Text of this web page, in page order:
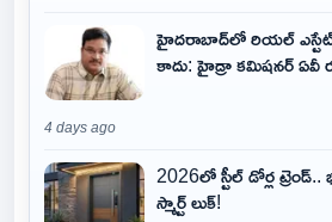
హైదరాబాద్‌లో రియల్ ఎస్టేట్
కాదు: హైడ్రా కమిషనర్ ఏవీ
4 days ago
2026లో స్టీల్ డోర్ల
స్మార్ట్ లుక్!